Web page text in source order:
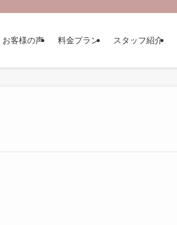
お客様の声 料金プラン スタッフ紹介